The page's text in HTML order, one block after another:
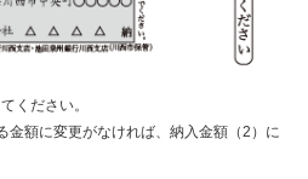
ください。
金額に変更がなければ、納入金額（2）に